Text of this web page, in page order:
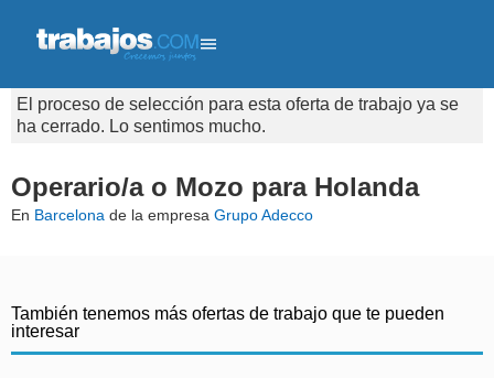
El proceso de selección para esta oferta de trabajo ya se
ha cerrado. Lo sentimos mucho.
Operario/a o Mozo para Holanda
En Barcelona de la empresa Grupo Adecco
También tenemos más ofertas de trabajo que te pueden
interesar